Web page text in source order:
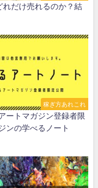
れだけ売れるのか？結
稼ぎ方あれこれ
ートマガジン登録者限
ンの学べるノート